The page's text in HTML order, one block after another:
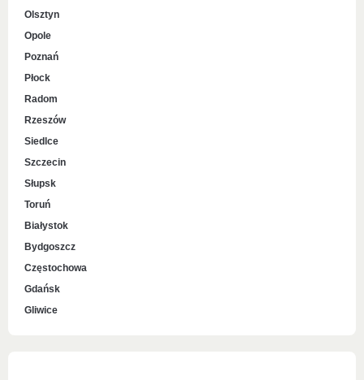
Olsztyn
Opole
Poznań
Płock
Radom
Rzeszów
Siedlce
Szczecin
Słupsk
Toruń
Białystok
Bydgoszcz
Częstochowa
Gdańsk
Gliwice